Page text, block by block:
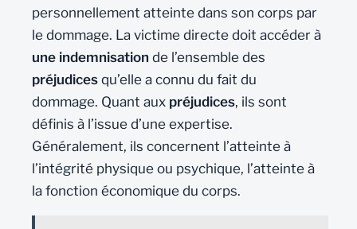
personnellement atteinte dans son corps par
le dommage. La victime directe doit accéder à
une indemnisation de l’ensemble des
préjudices qu’elle a connu du fait du
dommage. Quant aux préjudices, ils sont
définis à l’issue d’une expertise.
Généralement, ils concernent l’atteinte à
l’intégrité physique ou psychique, l’atteinte à
la fonction économique du corps.